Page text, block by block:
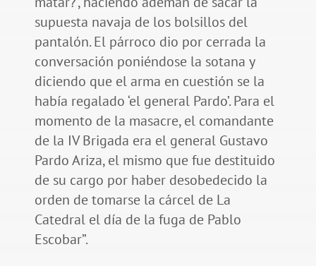
supuesta navaja de los bolsillos del
pantalón. El párroco dio por cerrada la
conversación poniéndose la sotana y
diciendo que el arma en cuestión se la
había regalado ‘el general Pardo’. Para el
momento de la masacre, el comandante
de la IV Brigada era el general Gustavo
Pardo Ariza, el mismo que fue destituido
de su cargo por haber desobedecido la
orden de tomarse la cárcel de La
Catedral el día de la fuga de Pablo
Escobar”.